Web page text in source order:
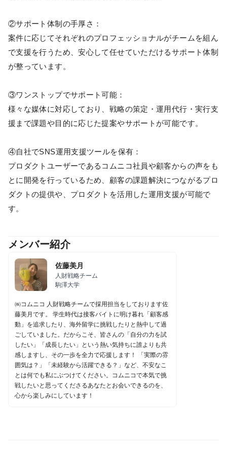
②サポート体制の手厚さ：
案件に応じてそれぞれのプロフェッショナルがチームを組ん
で支援を行うため、安心して任せていただけるサポート体制
が整っています。
③ワンストップでサポート可能：
様々な媒体に対応しており、戦略の策定・運用代行・実行支
援まで課題や目的に応じた提案やサポートが可能です。
④自社でSNS運用支援ツールを保有：
プロダクトユーザーであるコムニコ社員や顧客からの声をも
とに開発を行っているため、顧客の課題解決につながるプロ
ダクトの提供や、プロダクトを活用した運用支援が可能で
す。
メンバー紹介
佐藤美月
人財戦略チーム
駒澤大学
㈱コムニコ 人財戦略チームで採用担当をしております佐
藤美月です。 学生時代は接客バイトに明け暮れ「顧客感
動」を追求したり、海外留学に挑戦したりと熱中して過
ごしていました。だからこそ、皆さんの「自分の力を試
したい」「成長したい」という熱い気持ちに誰よりも共
感しますし、その一歩を全力で応援します！ 「実際の雰
囲気は？」「未経験から活躍できる？」など、不安なこ
とは何でも私にぶつけてください。コムニコで本気で挑
戦したいと思ってくださるあなたとお会いできるのを、
心から楽しみにしています！